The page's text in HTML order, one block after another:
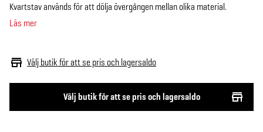
Välj butik för att se pris och lagersaldo
Välj butik för att se pris och lagersaldo
Kvartstav används för att dölja övergången mellan olika material.
Läs mer